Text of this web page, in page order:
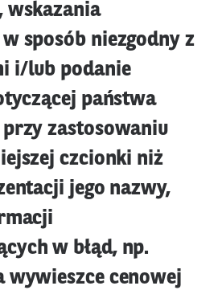
wskazania
sposób niezgodny z
i/lub podanie
państwa
zastosowaniu
czcionki niż
jego nazwy,
w błąd, np.
wywieszce cenowej